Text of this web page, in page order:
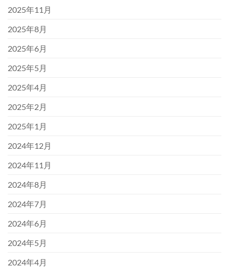
2025年11月
2025年8月
2025年6月
2025年5月
2025年4月
2025年2月
2025年1月
2024年12月
2024年11月
2024年8月
2024年7月
2024年6月
2024年5月
2024年4月